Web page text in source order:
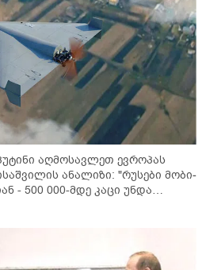
აღმოსავლეთ ევროპას
ანალიზი: "რუსები მობი­
- 500 000-მდე კაცი უნდა